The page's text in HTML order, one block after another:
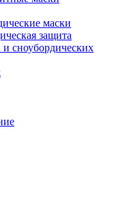
маски
защита
сноубордических